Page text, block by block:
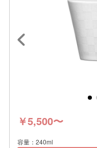
￥5,500〜
容量：240ml